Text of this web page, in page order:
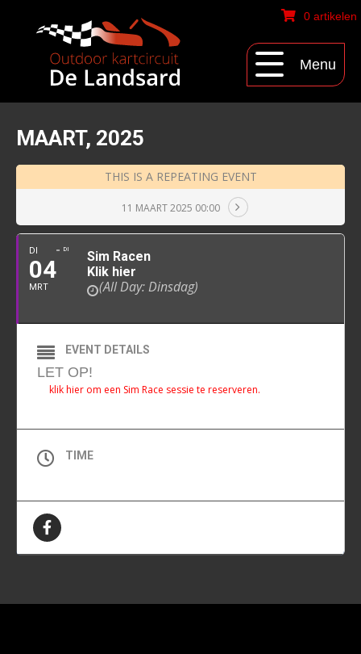
0 artikelen
Menu
MAART, 2025
THIS IS A REPEATING EVENT
11 MAART 2025 00:00
DI
04
MRT
DI
Sim Racen
Klik hier
(All Day: Dinsdag)
EVENT DETAILS
LET OP!
klik hier om een Sim Race sessie te reserveren.
TIME